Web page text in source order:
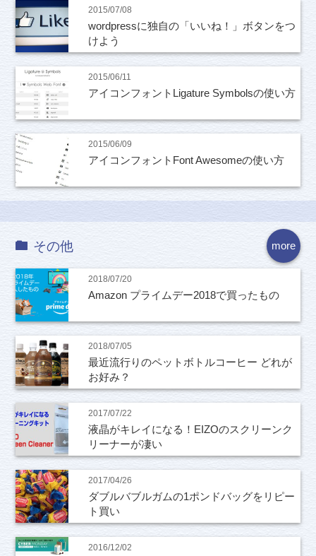
2015/07/08
wordpressに独自の「いいね！」ボタンをつ
けよう
2015/06/11
アイコンフォントLigature Symbolsの使い方
2015/06/09
アイコンフォントFont Awesomeの使い方
more
その他
2018/07/20
Amazon プライムデー2018で買ったもの
2018/07/05
最近流行りのペットボトルコーヒー どれが
お好み？
2017/07/22
液晶がキレイになる！EIZOのスクリーンク
リーナーが凄い
2017/04/26
ダブルバブルガムの1ポンドバッグをリピー
ト買い
2016/12/02